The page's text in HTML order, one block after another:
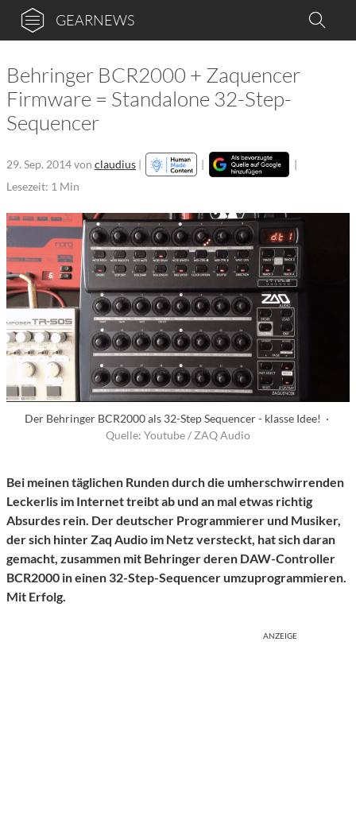
GEARNEWS
Behringer BCR2000 + Zaquencer
Firmware = Standalone 32-Step-
Sequencer
29. Sep. 2014von claudius | |
|
Lesezeit: 1 Min
Der Behringer BCR2000 als 32-Step Sequencer - klasse Idee! ·
Quelle: Youtube / ZAQ Audio
Bei meinen täglichen Runden durch die umherschwirrenden
Leckerlis im Internet treibt ab und an mal etwas richtig
Absurdes rein. Der deutscher Programmierer und Musiker,
der sich hinter Zaq Audio im Netz versteckt, hat sich daran
gemacht, zusammen mit Behringer deren DAW-Controller
BCR2000 in einen 32-Step-Sequencer umzuprogrammieren.
Mit Erfolg.
ANZEIGE